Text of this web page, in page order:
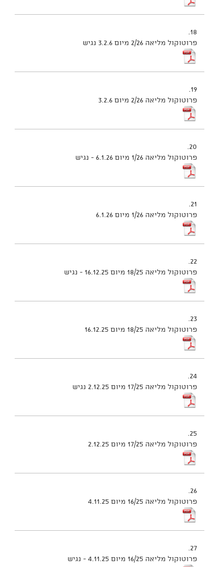
18.
פרוטוקול מליאה 2/26 מיום 3.2.6 נגיש
19.
פרוטוקול מליאה 2/26 מיום 3.2.6
20.
פרוטוקול מליאה 1/26 מיום 6.1.26 - נגיש
21.
פרוטוקול מליאה 1/26 מיום 6.1.26
22.
פרוטוקול מליאה 18/25 מיום 16.12.25 - נגיש
23.
פרוטוקול מליאה 18/25 מיום 16.12.25
24.
פרוטוקול מליאה 17/25 מיום 2.12.25 נגיש
25.
פרוטוקול מליאה 17/25 מיום 2.12.25
26.
פרוטוקול מליאה 16/25 מיום 4.11.25
27.
פרוטוקול מליאה 16/25 מיום 4.11.25 - נגיש